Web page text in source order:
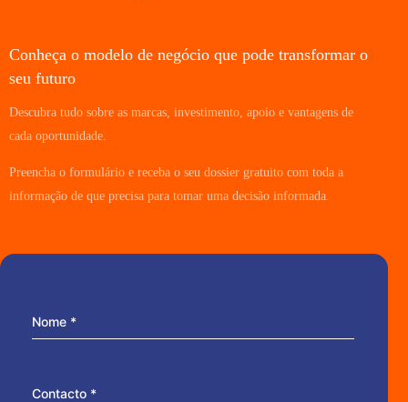
Conheça o modelo de negócio que pode transformar o
seu futuro
Descubra tudo sobre as marcas, investimento, apoio e vantagens de
cada oportunidade.
Preencha o formulário e receba o seu dossier gratuito com toda a
informação de que precisa para tomar uma decisão informada.
Nome *
Contacto *